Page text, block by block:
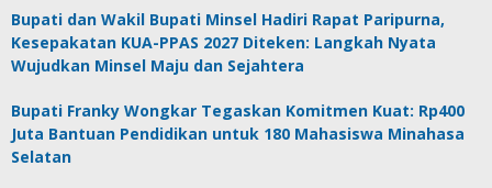
Bupati dan Wakil Bupati Minsel Hadiri Rapat Paripurna,
Kesepakatan KUA-PPAS 2027 Diteken: Langkah Nyata
Wujudkan Minsel Maju dan Sejahtera
Bupati Franky Wongkar Tegaskan Komitmen Kuat: Rp400
Juta Bantuan Pendidikan untuk 180 Mahasiswa Minahasa
Selatan